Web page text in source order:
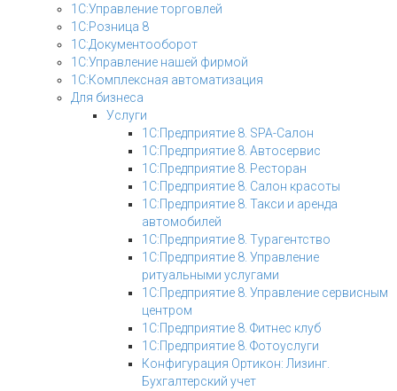
1С:Управление торговлей
1С:Розница 8
1С:Документооборот
1С:Управление нашей фирмой
1С:Комплексная автоматизация
Для бизнеса
Услуги
1С:Предприятие 8. SPA-Салон
1С:Предприятие 8. Автосервис
1С:Предприятие 8. Ресторан
1С:Предприятие 8. Салон красоты
1С:Предприятие 8. Такси и аренда
автомобилей
1С:Предприятие 8. Турагентство
1С:Предприятие 8. Управление
ритуальными услугами
1С:Предприятие 8. Управление сервисным
центром
1С:Предприятие 8. Фитнес клуб
1С:Предприятие 8. Фотоуслуги
Конфигурация Ортикон: Лизинг.
Бухгалтерский учет